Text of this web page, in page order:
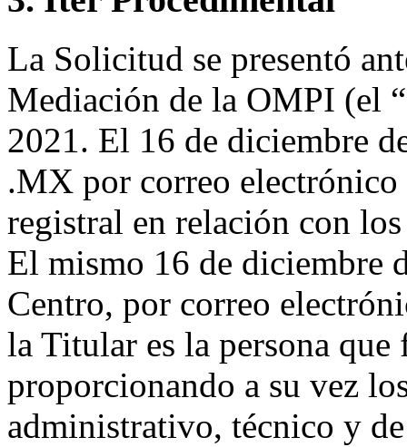
La Solicitud se presentó
Mediación de la OMPI (el
2021. El 16 de diciembre
.MX por correo
registral en relación con
El mismo 16 de diciembre
Centro, por correo
la Titular es la persona
proporcionando a su vez
administrativo, técnico y